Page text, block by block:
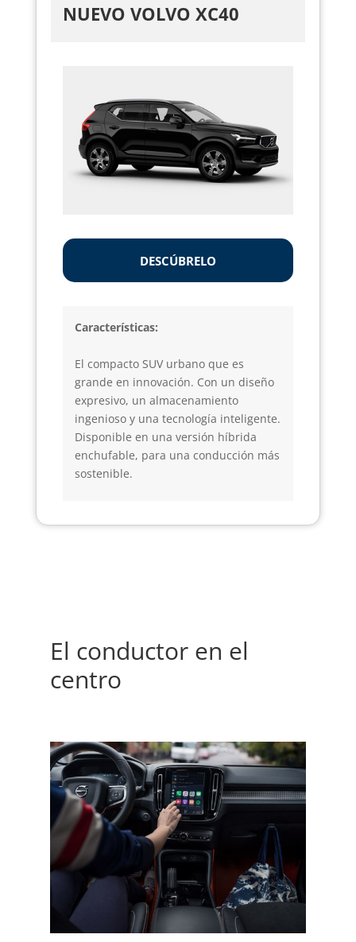
NUEVO VOLVO XC40
DESCÚBRELO
Características:
El compacto SUV urbano que es
grande en innovación. Con un diseño
expresivo, un almacenamiento
ingenioso y una tecnología inteligente.
Disponible en una versión híbrida
enchufable, para una conducción más
sostenible.
El conductor en el
centro